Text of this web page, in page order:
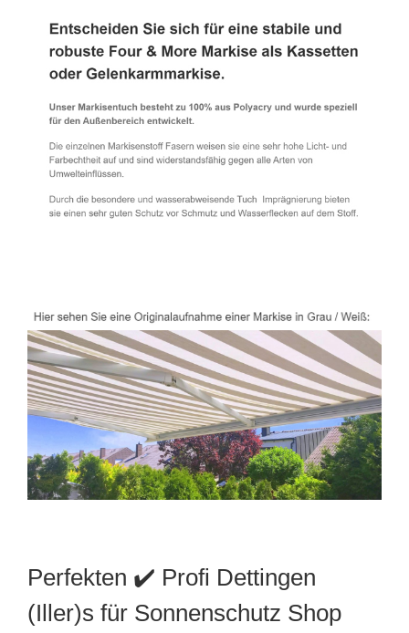
Perfekten ✔️ Profi Dettingen
(Iller)s für Sonnenschutz Shop